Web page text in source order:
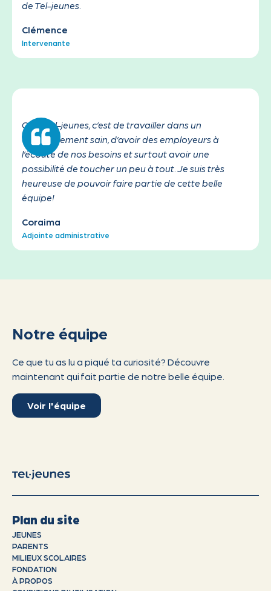
de Tel-jeunes.
Clémence
Intervenante
Chez Tel-jeunes, c’est de travailler dans un
environnement sain, d’avoir des employeurs à
l’écoute de nos besoins et surtout avoir une
possibilité de toucher un peu à tout. Je suis très
heureuse de pouvoir faire partie de cette belle
équipe!
Coraima
Adjointe administrative
Notre équipe
Ce que tu as lu a piqué ta curiosité? Découvre
maintenant qui fait partie de notre belle équipe.
Voir l'équipe
Plan du site
JEUNES
PARENTS
MILIEUX SCOLAIRES
FONDATION
À PROPOS